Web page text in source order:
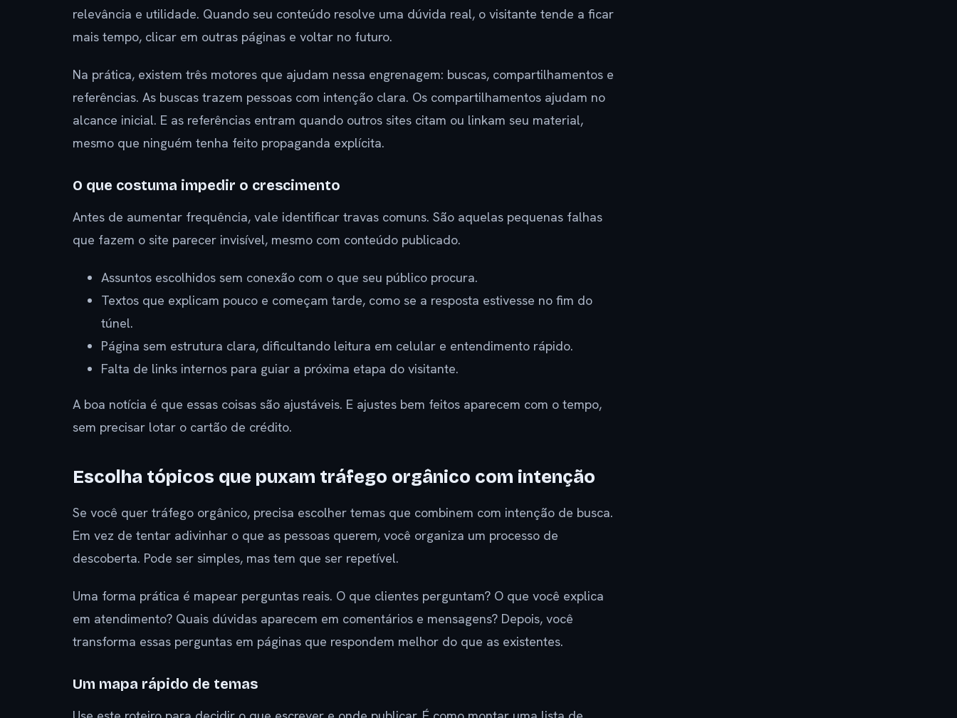
relevância e utilidade. Quando seu conteúdo resolve uma dúvida real, o visitante tende a ficar
mais tempo, clicar em outras páginas e voltar no futuro.
Na prática, existem três motores que ajudam nessa engrenagem: buscas, compartilhamentos e
referências. As buscas trazem pessoas com intenção clara. Os compartilhamentos ajudam no
alcance inicial. E as referências entram quando outros sites citam ou linkam seu material,
mesmo que ninguém tenha feito propaganda explícita.
O que costuma impedir o crescimento
Antes de aumentar frequência, vale identificar travas comuns. São aquelas pequenas falhas
que fazem o site parecer invisível, mesmo com conteúdo publicado.
Assuntos escolhidos sem conexão com o que seu público procura.
Textos que explicam pouco e começam tarde, como se a resposta estivesse no fim do
túnel.
Página sem estrutura clara, dificultando leitura em celular e entendimento rápido.
Falta de links internos para guiar a próxima etapa do visitante.
A boa notícia é que essas coisas são ajustáveis. E ajustes bem feitos aparecem com o tempo,
sem precisar lotar o cartão de crédito.
Escolha tópicos que puxam tráfego orgânico com intenção
Se você quer tráfego orgânico, precisa escolher temas que combinem com intenção de busca.
Em vez de tentar adivinhar o que as pessoas querem, você organiza um processo de
descoberta. Pode ser simples, mas tem que ser repetível.
Uma forma prática é mapear perguntas reais. O que clientes perguntam? O que você explica
em atendimento? Quais dúvidas aparecem em comentários e mensagens? Depois, você
transforma essas perguntas em páginas que respondem melhor do que as existentes.
Um mapa rápido de temas